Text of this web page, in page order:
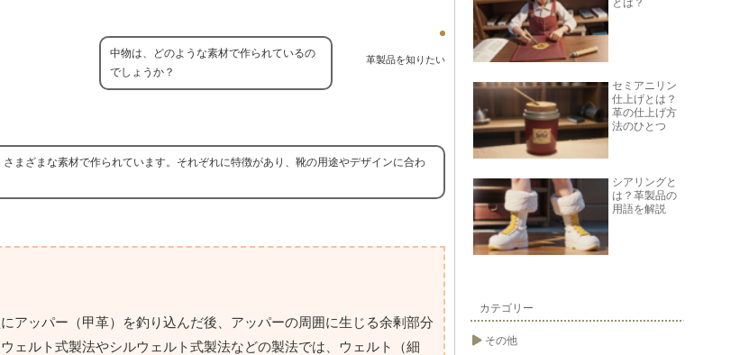
革製品を知りたい
中物は、どのような素材で作られているの
でしょうか？
まざまな素材で作られています。それぞれに特徴があり、靴の用途やデザインに合わ
アッパー（甲革）を釣り込んだ後、アッパーの周囲に生じる余剰部分
ェルト式製法やシルウェルト式製法などの製法では、ウェルト（細
とは？
セミアニリン
仕上げとは？
革の仕上げ方
法のひとつ
シアリングと
は？革製品の
用語を解説
カテゴリー
その他